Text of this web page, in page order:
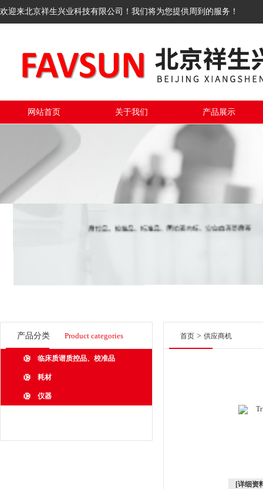
欢迎来北京祥生兴业科技有限公司！我们将为您提供周到的服务！
网站首页 关于我们 产品展示
产品分类 Product categories
临床质谱质控品、校准品
耗材
仪器
首页 > 供应商机
[详细资